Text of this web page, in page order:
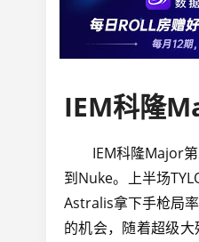
IEM科隆Major
到Nuke。上半场
Astralis拿下手枪局
的机会，随着超级